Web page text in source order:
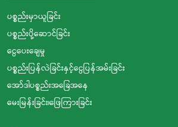
ပစ္စည်းမှာယူခြင်း
ပစ္စည်းပို့ဆောင်ခြင်း
ငွေပေးချေမှု
ပစ္စည်းပြန်လဲခြင်းနှင့်ငွေပြန်အမ်းခြင်း
အော်ဒါပစ္စည်းအခြေအနေ
မေးမြန်းခြင်း၊ဖြေကြားခြင်း